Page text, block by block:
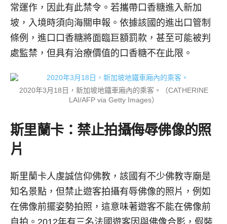
常運作，因此有此禁令。若攜帶口香糖進入新加
坡，入境時須向海關申報。依據該國的進出口管制
條例，進口口香糖將面臨巨額罰款，甚至可能被判
處監禁，但具有治療價值的口香糖不在此限。
2020年3月18日，新加坡地鐵車廂內的乘客。（CATHERINE
LAI/AFP via Getty Images）
斯里蘭卡：禁止拍攝侮辱佛像的照
片
斯里蘭卡人虔誠信仰佛教，該國有不少佛教寺廟是
知名景點，但禁止遊客拍攝有辱佛像的照片，例如
在佛像前擺姿勢拍照，這意味著遊客不能在佛像前
自拍。2012年有三名法國遊客因與佛像合影，假裝